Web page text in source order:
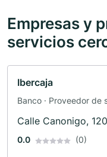
Empresas y
servicios
Ibercaja
Banco · Proveedor de
Calle Canonigo,
0.0 (0)